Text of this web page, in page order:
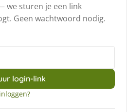
we sturen je een link
Geen wachtwoord nodig.
login-link